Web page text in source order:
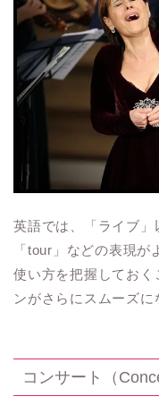
英語では、「ライブ」
「tour」などの表現
使い方を把握しておく
ンがさらにスムーズに
コンサート（